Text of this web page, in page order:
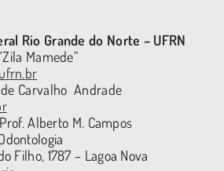
Rio Grande do Norte – UFRN
Mamede”
Carvalho Andrade
Alberto M. Campos
Filho, 1787 – Lagoa Nova